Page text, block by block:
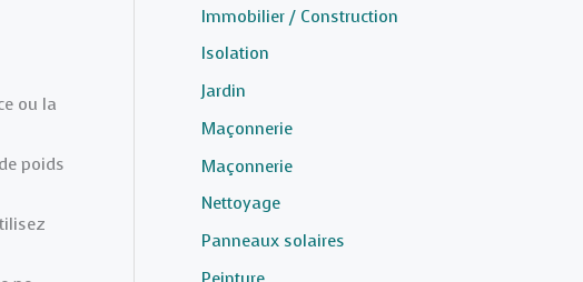
ou la
poids
Immobilier / Construction
Isolation
Jardin
Maçonnerie
Maçonnerie
Nettoyage
Panneaux solaires